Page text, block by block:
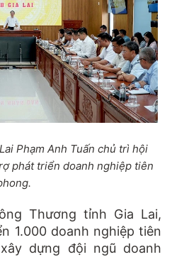
Phạm Anh Tuấn chủ trì hội
phát triển doanh nghiệp tiên
Thương tỉnh Gia Lai,
1.000 doanh nghiệp tiên
dựng đội ngũ doanh